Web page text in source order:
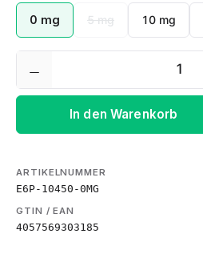
0 mg 5 mg
(Diese Option ist
10 mg
Produkt Anzahl: Gib
In den Warenkorb
ARTIKELNUMMER
E6P-10450-0MG
GTIN / EAN
4057569303185